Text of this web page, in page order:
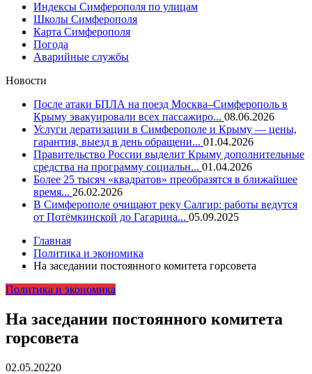
Симферополь городской сайт
Индексы Симферополя по улицам
Школы Симферополя
Карта Симферополя
Погода
Аварийные службы
Новости
После атаки БПЛА на поезд Москва–Симферополь в
Крыму эвакуировали всех пассажиро... 08.06.2026
Услуги дератизации в Симферополе и Крыму — цены,
гарантия, выезд в день обращени... 01.04.2026
Правительство России выделит Крыму дополнительные
средства на программу социальн... 01.04.2026
Более 25 тысяч «квадратов» преобразятся в ближайшее
время... 26.02.2026
В Симферополе очищают реку Салгир: работы ведутся
от Потёмкинской до Гагарина... 05.09.2025
Главная
Политика и экономика
На заседании постоянного комитета горсовета
Политика и экономика
На заседании постоянного комитета
горсовета
02.05.20220